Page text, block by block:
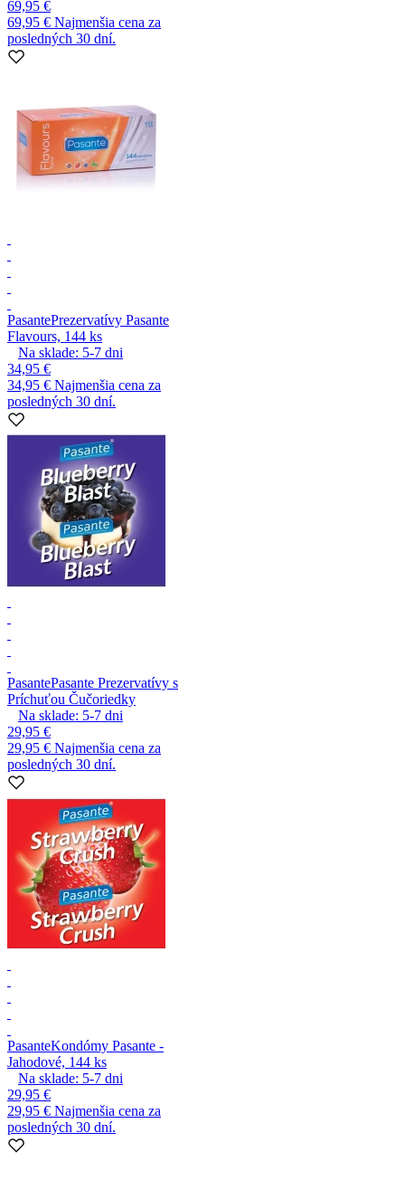
69,95 €
69,95 € Najmenšia cena za
posledných 30 dní.
PasantePrezervatívy Pasante
Flavours, 144 ks
Na sklade: 5-7 dni
34,95 €
34,95 € Najmenšia cena za
posledných 30 dní.
PasantePasante Prezervatívy s
Príchuťou Čučoriedky
Na sklade: 5-7 dni
29,95 €
29,95 € Najmenšia cena za
posledných 30 dní.
PasanteKondómy Pasante -
Jahodové, 144 ks
Na sklade: 5-7 dni
29,95 €
29,95 € Najmenšia cena za
posledných 30 dní.